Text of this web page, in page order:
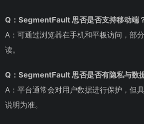
Q：SegmentFault 思否是否支持移动端
A：可通过浏览器在手机和平板访问，部
读。
Q：SegmentFault 思否是否有隐私与数
A：平台通常会对用户数据进行保护，但
说明为准。